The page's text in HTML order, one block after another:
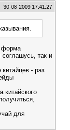
30-08-2009 17:41:27
форма
соглашусь, так и
- раз
для